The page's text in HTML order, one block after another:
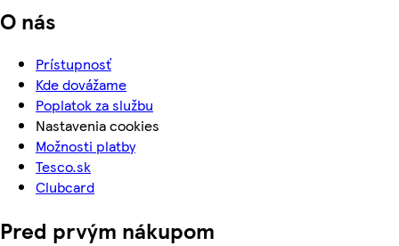
O nás
Prístupnosť
Kde dovážame
Poplatok za službu
Nastavenia cookies
Možnosti platby
Tesco.sk
Clubcard
Pred prvým nákupom